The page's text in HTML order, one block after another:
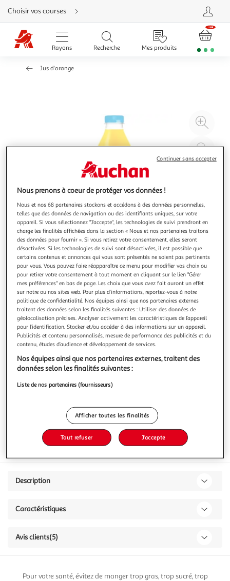
Aller
directement
au
contenu
Aller
directement
Aller
Choisir vos courses
Rayons Recherche Mes produits
Jus d'orange
à
4.8 (5)
ANDROS
Pur jus d'orange pressée sans pulpe ni sucres ajoutés
La meilleure chose qui puisse arriver à un fruit bien mûr ?
C'est d'être sélectionné par ANDROS. 100% pur jus. Une
recette vitaminée au bon goût d'oranges cueillies à
maturité. Recette sans pulpe et source de vitamine C.
Andros, les fruits c'est la vie ! 100% Pur jus. Source de
vitamine C.
En savoir +
Vous voulez connaître le prix de ce produit ?
Afficher le prix
Description
Caractéristiques
Avis clients(5)
Pour votre santé, évitez de manger trop gras, trop sucré, trop
Nous prenons à coeur de protéger vos données !
Nous et nos 68 partenaires stockons et accédons à des données personnelles,
telles que des données de navigation ou des identifiants uniques, sur votre
appareil. Si vous sélectionnez "J'accepte", les technologies de suivi prendront en
charge les finalités affichées dans la section « Nous et nos partenaires traitons
des données pour fournir ». Si vous retirez votre consentement, elles seront
désactivées. Si les technologies de suivi sont désactivées, il est possible que
certains contenus et annonces qui vous sont présentés ne soient pas pertinents
pour vous. Vous pouvez faire réapparaître ce menu pour modifier vos choix ou
pour retirer votre consentement à tout moment en cliquant sur le lien "Gérer
mes préférences" en bas de page. Les choix que vous avez fait auront un effet
sur notre ou nos sites web. Pour plus d’informations, reportez-vous à notre
politique de confidentialité. Nos équipes ainsi que nos partenaires externes
traitent des données selon les finalités suivantes : Utiliser des données de
géolocalisation précises. Analyser activement les caractéristiques de l’appareil
pour l’identification. Stocker et/ou accéder à des informations sur un appareil.
Publicités et contenu personnalisés, mesure de performance des publicités et du
contenu, études d’audience et développement de services.
Nos équipes ainsi que nos partenaires externes, traitent des
données selon les finalités suivantes :
Liste de nos partenaires (fournisseurs)
Afficher toutes les finalités
Tout refuser J'accepte
Continuer sans accepter